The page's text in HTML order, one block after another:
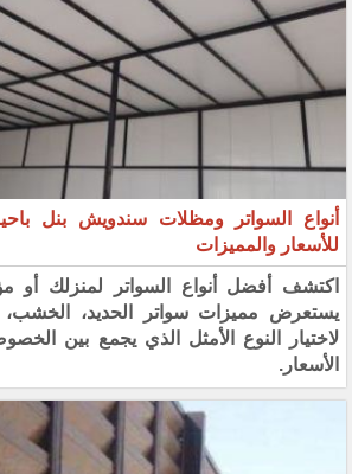
أنواع السواتر ومظلات سندويش بنل
للأسعار والمميزات
اكتشف أفضل أنواع السواتر لمنزلك
يستعرض مميزات سواتر الحديد،
لاختيار النوع الأمثل الذي يجمع بين
الأسعار.